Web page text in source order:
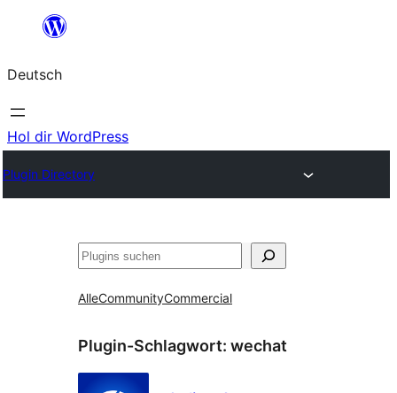
springen
Deutsch
Hol dir WordPress
Plugin Directory
Suchen
AlleCommunityCommercial
Plugin-Schlagwort: wechat